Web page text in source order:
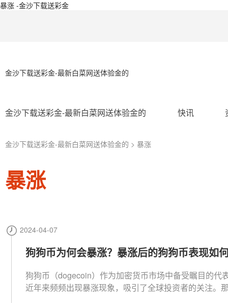
暴涨 -金沙下载送彩金
金沙下载送彩金-最新白菜网送体验金的
金沙下载送彩金-最新白菜网送体验金的 快讯
金沙下载送彩金-最新白菜网送体验金的 > 暴涨
暴涨
2024-04-07
狗狗币为何会暴涨？暴涨后的狗狗币表现如
狗狗币（dogecoin）作为加密货币市场中备受瞩目的代
近年来频频出现暴涨现象，吸引了全球投资者的关注。